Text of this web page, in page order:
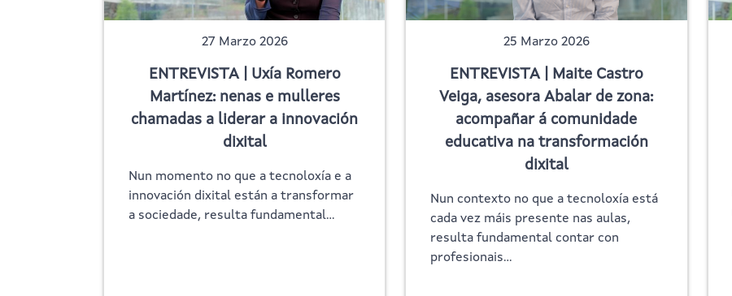
27 Marzo 2026
ENTREVISTA | Uxía Romero
Martínez: nenas e mulleres
chamadas a liderar a innovación
dixital
Nun momento no que a tecnoloxía e a
innovación dixital están a transformar
a sociedade, resulta fundamental…
25 Marzo 2026
ENTREVISTA | Maite Castro
Veiga, asesora Abalar de zona:
acompañar á comunidade
educativa na transformación
dixital
Nun contexto no que a tecnoloxía está
cada vez máis presente nas aulas,
resulta fundamental contar con
profesionais…